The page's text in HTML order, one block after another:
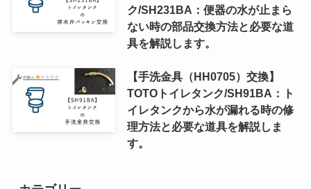
ク/SH231BA：便器の水が止まら
ない時の部品交換方法と必要な道
具を解説します。
【手洗金具（HH0705）交換】
TOTOトイレタンク/SH91BA：ト
イレタンクから水が漏れる時の修
理方法と必要な道具を解説しま
す。